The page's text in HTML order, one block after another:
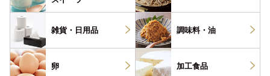
雑貨・ 日用品 調味料・ 油
卵 加工食品